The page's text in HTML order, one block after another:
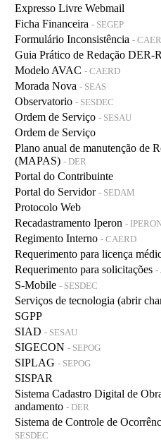
Expresso Livre Webmail
Ficha Financeira - SEGEP
Formulário Inconsistência -
Guia Prático de Redação DER-
Modelo AVAC - CAERD
Morada Nova - SEAS
Observatorio - SESDEC
Ordem de Serviço - SESAU
Ordem de Serviço
Plano anual de manutenção de
(MAPAS) - DER
Portal do Contribuinte
Portal do Servidor - SEDAM
Protocolo Web
Recadastramento Iperon -
Regimento Interno - CAERD
Requerimento para licença
Requerimento para solicitações -
S-Mobile - SESDEC
Serviços de tecnologia (abrir
SGPP
SIAD - SESAU
SIGECON - SEPOG
SIPLAG - SEPOG
SISPAR
Sistema Cadastro Digital de
andamento - DER
Sistema de Controle de
SESDEC